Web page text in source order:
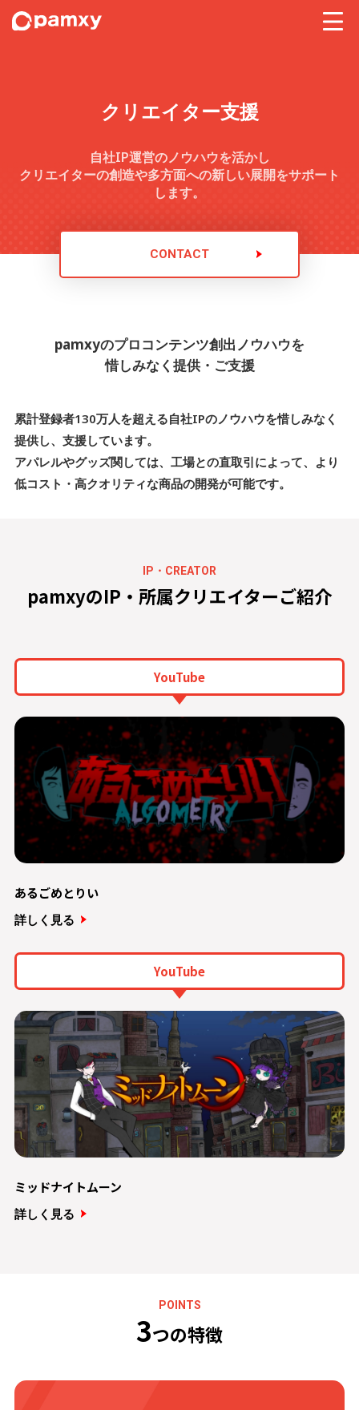
クリエイター支援
自社IP運営のノウハウを活かし
クリエイターの創造や多方面への新しい展開をサポート
します。
CONTACT
pamxyのプロコンテンツ創出ノウハウを
惜しみなく提供・ご支援
累計登録者130万人を超える自社IPのノウハウを惜しみなく
提供し、支援しています。
アパレルやグッズ関しては、工場との直取引によって、より
低コスト・高クオリティな商品の開発が可能です。
IP・CREATOR
pamxyのIP・所属クリエイターご紹介
YouTube
あるごめとりい
詳しく見る
YouTube
ミッドナイトムーン
詳しく見る
POINTS
3つの特徴